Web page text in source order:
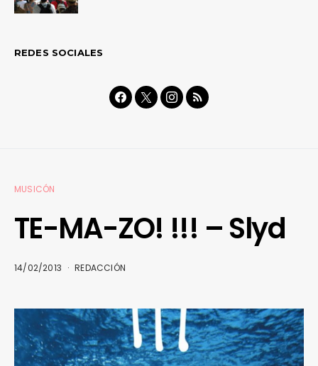
REDES SOCIALES
MUSICÓN
TE-MA-ZO! !!! – Slyd
14/02/2013 REDACCIÓN